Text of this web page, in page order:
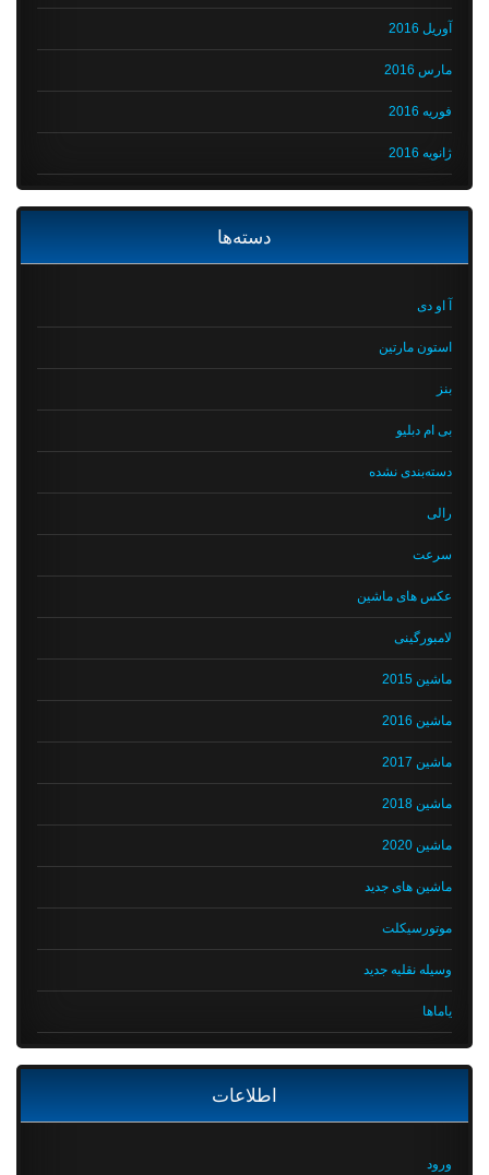
آوریل 2016
مارس 2016
فوریه 2016
ژانویه 2016
دسته‌ها
آ او دی
استون مارتین
بی ام دبلیو
دسته‌بندی نشده
رالی
سرعت
عکس های ماشین
لامبورگینی
ماشین 2015
ماشین 2016
ماشین 2017
ماشین 2018
ماشین 2020
ماشین های جدید
موتورسیکلت
وسیله نقلیه جدید
یاماها
اطلاعات
ورود